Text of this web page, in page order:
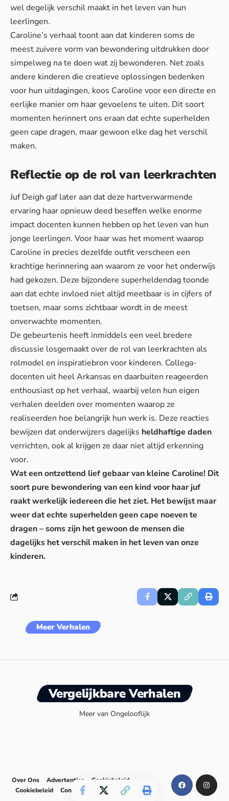
wel degelijk verschil maakt in het leven van hun
leerlingen.
Caroline’s verhaal toont aan dat kinderen soms de
meest zuivere vorm van bewondering uitdrukken door
simpelweg na te doen wat zij bewonderen. Net zoals
andere kinderen die creatieve oplossingen bedenken
voor hun uitdagingen, koos Caroline voor een directe en
eerlijke manier om haar gevoelens te uiten. Dit soort
momenten herinnert ons eraan dat echte superhelden
geen cape dragen, maar gewoon elke dag het verschil
maken.
Reflectie op de rol van leerkrachten
Juf Deigh gaf later aan dat deze hartverwarmende
ervaring haar opnieuw deed beseffen welke enorme
impact docenten kunnen hebben op het leven van hun
jonge leerlingen. Voor haar was het moment waarop
Caroline in precies dezelfde outfit verscheen een
krachtige herinnering aan waarom ze voor het onderwijs
had gekozen. Deze bijzondere superheldendag toonde
aan dat echte invloed niet altijd meetbaar is in cijfers of
toetsen, maar soms zichtbaar wordt in de meest
onverwachte momenten.
De gebeurtenis heeft inmiddels een veel bredere
discussie losgemaakt over de rol van leerkrachten als
rolmodel en inspiratiebron voor kinderen. Collega-
docenten uit heel Arkansas en daarbuiten reageerden
enthousiast op het verhaal, waarbij velen hun eigen
verhalen deelden over momenten waarop ze
realiseerden hoe belangrijk hun werk is. Deze reacties
bewijzen dat onderwijzers dagelijks heldhaftige daden
verrichten, ook al krijgen ze daar niet altijd erkenning
voor.
Wat een ontzettend lief gebaar van kleine Caroline! Dit
soort pure bewondering van een kind voor haar juf
raakt werkelijk iedereen die het ziet. Het bewijst maar
weer dat echte superhelden geen cape noeven te
dragen – soms zijn het gewoon de mensen die
dagelijks het verschil maken in het leven van onze
kinderen.
Meer Verhalen
Vergelijkbare Verhalen
Meer van Ongelooflijk
Over Ons Advertenties
Cookiebeleid
Cookiebeleid
Contact